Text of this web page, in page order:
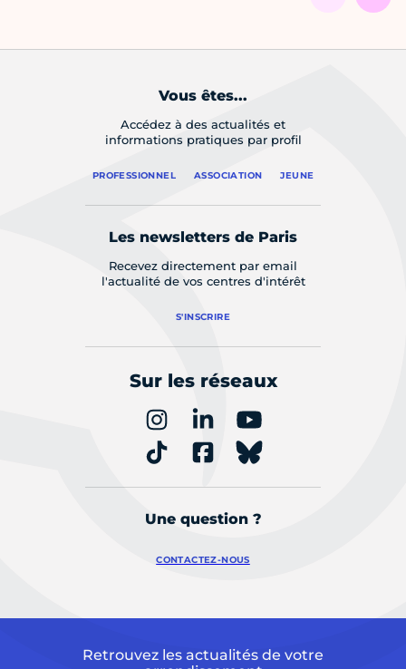
Vous êtes...
Accédez à des actualités et
informations pratiques par profil
PROFESSIONNEL ASSOCIATION JEUNE
Les newsletters de Paris
Recevez directement par email
l'actualité de vos centres d'intérêt
S'INSCRIRE
Sur les réseaux
Une question ?
CONTACTEZ-NOUS
Retrouvez les actualités de votre